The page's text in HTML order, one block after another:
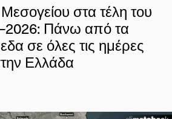
στα τέλη του
Πάνω από τα
σε όλες τις ημέρες
Ελλάδα